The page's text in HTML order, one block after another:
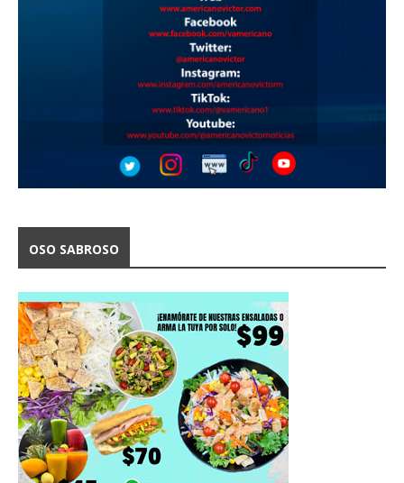
OSO SABROSO